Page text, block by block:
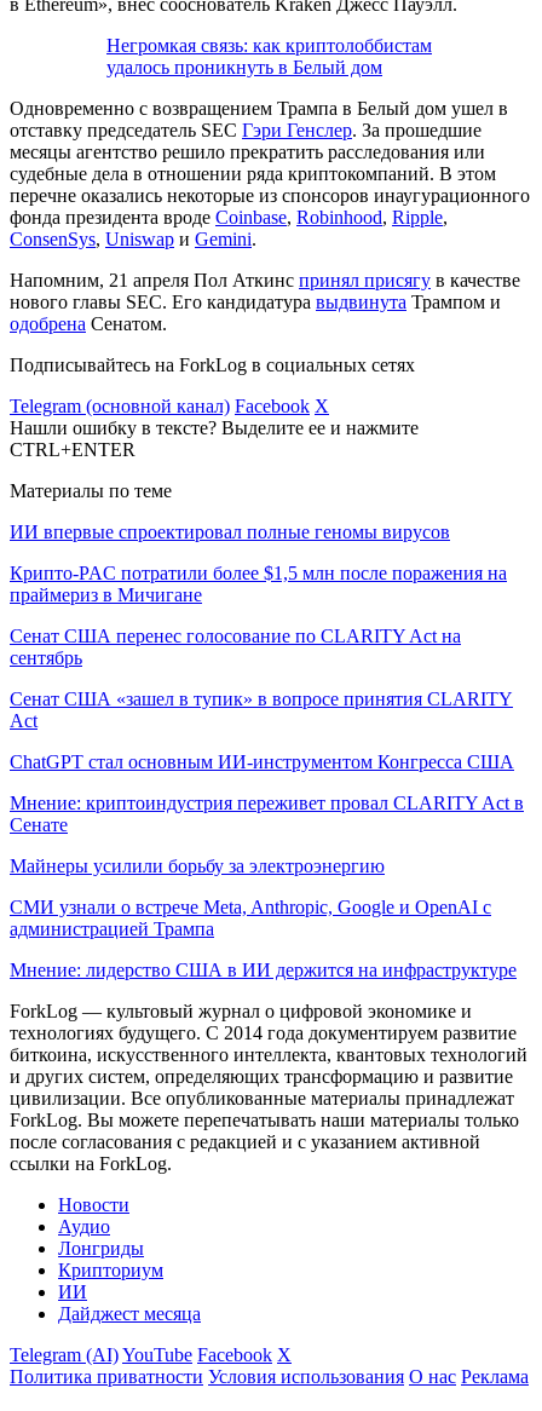
Негромкая связь: как криптолоббистам
удалось проникнуть в Белый дом
Одновременно с возвращением Трампа в Белый дом ушел в
отставку председатель SEC Гэри Генслер. За прошедшие
месяцы агентство решило прекратить расследования или
судебные дела в отношении ряда криптокомпаний. В этом
перечне оказались некоторые из спонсоров инаугурационного
фонда президента вроде Coinbase, Robinhood, Ripple,
ConsenSys, Uniswap и Gemini.
Напомним, 21 апреля Пол Аткинс принял присягу в качестве
нового главы SEC. Его кандидатура выдвинута Трампом и
одобрена Сенатом.
Подписывайтесь на ForkLog в социальных сетях
Telegram (основной канал) Facebook X
Нашли ошибку в тексте? Выделите ее и нажмите
CTRL+ENTER
Материалы по теме
ИИ впервые спроектировал полные геномы вирусов
Крипто-PAC потратили более $1,5 млн после поражения на
праймериз в Мичигане
Сенат США перенес голосование по CLARITY Act на
сентябрь
Сенат США «зашел в тупик» в вопросе принятия CLARITY
Act
ChatGPT стал основным ИИ-инструментом Конгресса США
Мнение: криптоиндустрия переживет провал CLARITY Act в
Сенате
Майнеры усилили борьбу за электроэнергию
СМИ узнали о встрече Meta, Anthropic, Google и OpenAI с
администрацией Трампа
Мнение: лидерство США в ИИ держится на инфраструктуре
ForkLog — культовый журнал о цифровой экономике и
технологиях будущего. С 2014 года документируем развитие
биткоина, искусственного интеллекта, квантовых технологий
и других систем, определяющих трансформацию и развитие
цивилизации. Все опубликованные материалы принадлежат
ForkLog. Вы можете перепечатывать наши материалы только
после согласования с редакцией и с указанием активной
ссылки на ForkLog.
Новости
Аудио
Лонгриды
Крипториум
ИИ
Дайджест месяца
Telegram (AI)YouTube Facebook X
Политика приватности Условия использования О нас Реклама